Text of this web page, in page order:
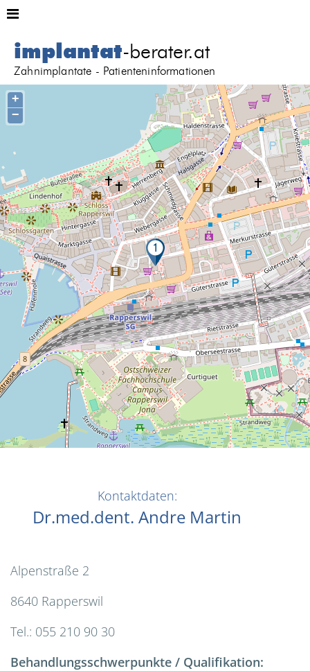
implantat-berater.at
Zahnimplantate - Patienteninformationen
+
−
Kontaktdaten:
Dr.med.dent. Andre Martin
Alpenstraße 2
8640 Rapperswil
Tel.: 055 210 90 30
Behandlungsschwerpunkte / Qualifikation: